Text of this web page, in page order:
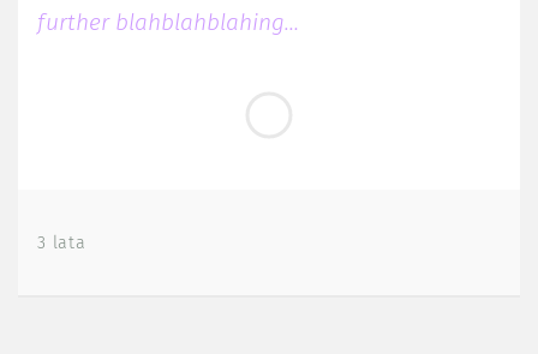
further blahblahblahing…
3 lata